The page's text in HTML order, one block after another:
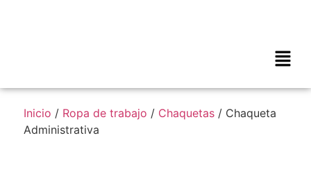
Inicio / Ropa de trabajo / Chaquetas / Chaqueta
Administrativa